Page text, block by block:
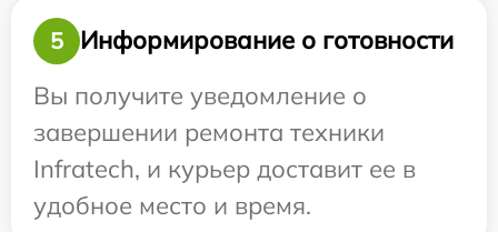
5
Информирование о готовности
Вы получите уведомление о
завершении ремонта техники
Infratech, и курьер доставит ее в
удобное место и время.